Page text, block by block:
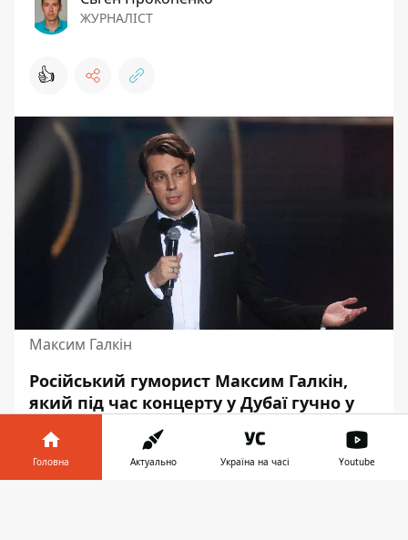
ЖУРНАЛІСТ
👍
Максим Галкін
Російський гуморист Максим Галкін,
який під час концерту у Дубаї гучно у
мікрофон відповів фану на "Слава
Україні", - "Героям слава!", на тому ж
концерті висміяв російську пропаганду.
Головна Актуально Україна на часі Youtube